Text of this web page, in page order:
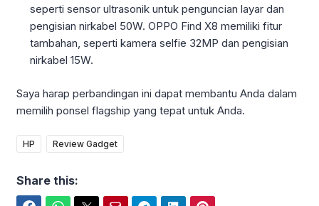
seperti sensor ultrasonik untuk penguncian layar dan
pengisian nirkabel 50W. OPPO Find X8 memiliki fitur
tambahan, seperti kamera selfie 32MP dan pengisian
nirkabel 15W.
Saya harap perbandingan ini dapat membantu Anda dalam
memilih ponsel flagship yang tepat untuk Anda.
HP Review Gadget
Share this: